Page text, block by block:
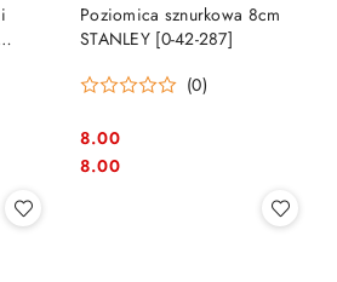
Poziomica sznurkowa 8cm
STANLEY [0-42-287]
(0)
Cena:
8.00
Cena:
8.00